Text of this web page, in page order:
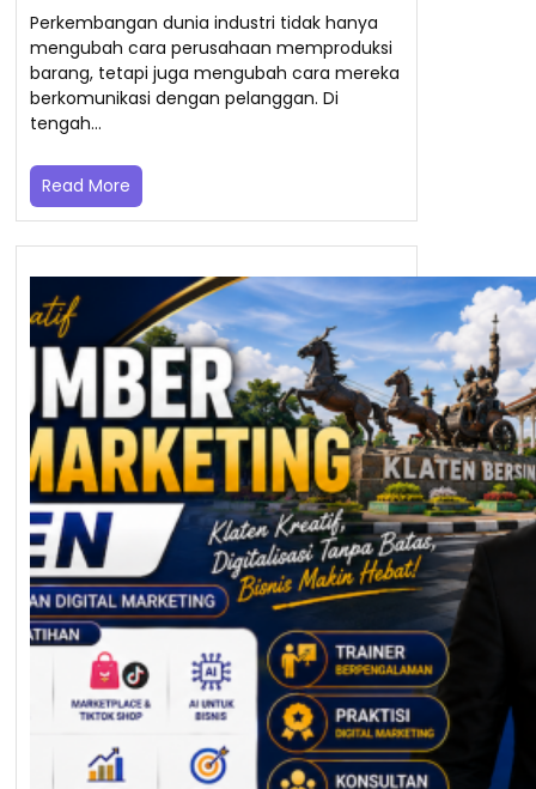
Perkembangan dunia industri tidak hanya
mengubah cara perusahaan memproduksi
barang, tetapi juga mengubah cara mereka
berkomunikasi dengan pelanggan. Di
tengah…
Read More